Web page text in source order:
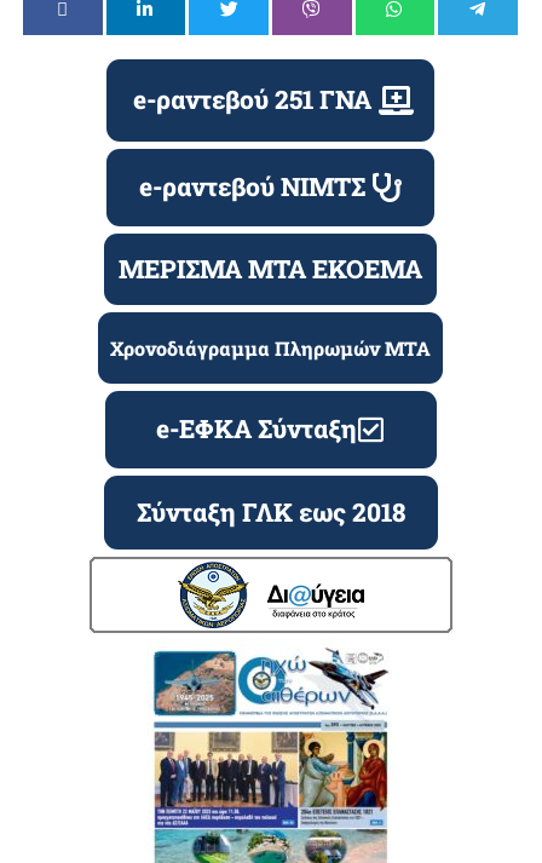
e-ραντεβού 251 ΓΝΑ
e-ραντεβού ΝΙΜΤΣ
ΜΕΡΙΣΜΑ ΜΤΑ ΕΚΟΕΜΑ
Χρονοδιάγραμμα Πληρωμών ΜΤΑ
e-ΕΦΚΑ Σύνταξη
Σύνταξη ΓΛΚ εως 2018